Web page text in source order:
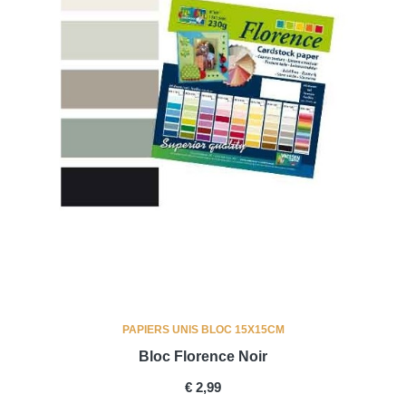
PAPIERS UNIS BLOC 15X15CM
Bloc Florence Noir
PRICE
€ 2,99